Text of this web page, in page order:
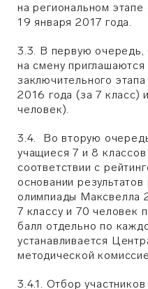
на региональном
19 января 2017 года.
3.3. В первую очередь,
на смену
заключительного
2016 года (за 7 класс)
человек).
3.4. Во вторую
учащиеся 7 и 8
соответствии с
основании
олимпиады Максвелла
7 классу и 70 человек
балл отдельно по
устанавливается
методической
3.4.1. Отбор